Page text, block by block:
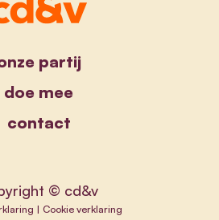
partij
doe mee
contact
© cd&v
| Cookie verklaring